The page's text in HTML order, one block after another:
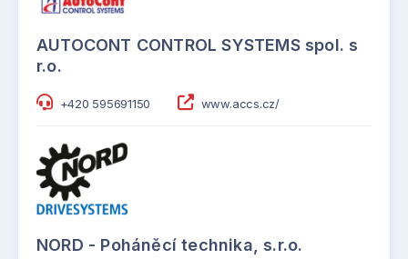
AUTOCONT CONTROL SYSTEMS spol. s
r.o.
+420 595691150 www.accs.cz/
NORD - Poháněcí technika, s.r.o.